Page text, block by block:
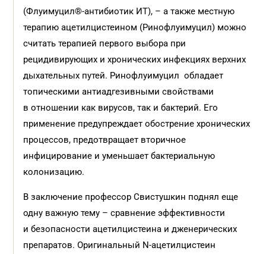
(Флуимуцил®-антибиотик ИТ), – а также местную
терапию ацетилцистеином (Ринофлуимуцил) можно
считать терапией первого выбора при
рецидивирующих и хронических инфекциях верхних
дыхательных путей. Ринофлуимуцил обладает
топическими антиадгезивными свойствами
в отношении как вирусов, так и бактерий. Его
применение предупреждает обострение хронических
процессов, предотвращает вторичное
инфицирование и уменьшает бактериальную
колонизацию.
В заключение профессор Свистушкин поднял еще
одну важную тему – сравнение эффективности
и безопасности ацетилцистеина и дженерических
препаратов. Оригинальный N-ацетилцистеин